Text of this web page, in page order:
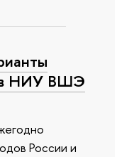
НИУ ВШЭ
России и